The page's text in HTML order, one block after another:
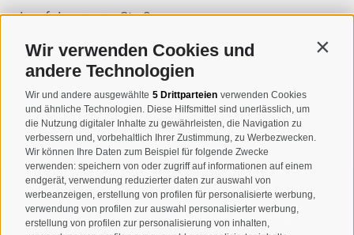
Wir verwenden Cookies und
andere Technologien
Wir und andere ausgewählte 5 Drittparteien verwenden Cookies
und ähnliche Technologien. Diese Hilfsmittel sind unerlässlich, um
die Nutzung digitaler Inhalte zu gewährleisten, die Navigation zu
verbessern und, vorbehaltlich Ihrer Zustimmung, zu Werbezwecken.
Wir können Ihre Daten zum Beispiel für folgende Zwecke
verwenden: speichern von oder zugriff auf informationen auf einem
endgerät, verwendung reduzierter daten zur auswahl von
werbeanzeigen, erstellung von profilen für personalisierte werbung,
verwendung von profilen zur auswahl personalisierter werbung,
erstellung von profilen zur personalisierung von inhalten,
Josef-Jungmann-Str. 8
MWSt.-Nr: 00518320213
T+39 0474 678076
info@taufers.com
Newsletteranmeldung